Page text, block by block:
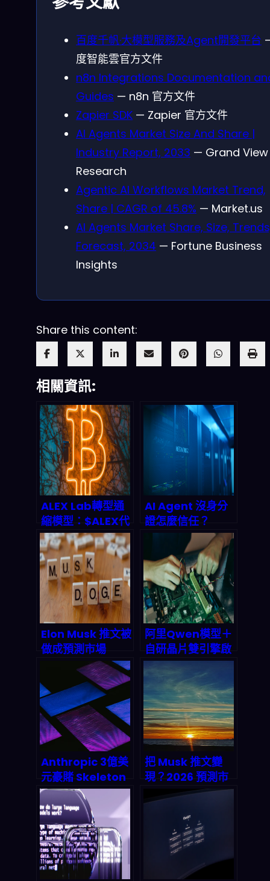
百度千帆·大模型服務及Agent開發平台
度智能雲官方文件
n8n Integrations Documentation
Guides — n8n 官方文件
Zapier SDK — Zapier 官方文件
AI Agents Market Size And Share |
Industry Report, 2033 — Grand View
Research
Agentic AI Workflows Market Trend,
Share | CAGR of 45.8% — Market.us
AI Agents Market Share, Size,
Forecast, 2034 — Fortune Business
Insights
Share this content:
相關資訊:
ALEX Lab轉型通
縮模型：$ALEX代
幣回購燒毀機制與
2026年Stacks生
態價值前景
AI Agent 沒身分
證怎麼信任？
Infoblox與
GoDaddy聯手打
造DNS身份驗證新
標準，終結代理人
偽造與數據污染亂
象
Elon Musk 推文被
做成預測市場
2026 爆賺 8 萬美
元：名人社交如何
變成兆美元級金融
賭局
阿里Qwen模型＋
自研晶片雙引擎啟
動：中國AI工廠全
棧霸權的深度拆解
Anthropic 3億美
元豪賭 Skeleton
Key：為何
developer 被迫
重新選邊站？
把 Musk 推文變
現？2026 預測市
場自動化套利實戰
與 AI 流水線拆解